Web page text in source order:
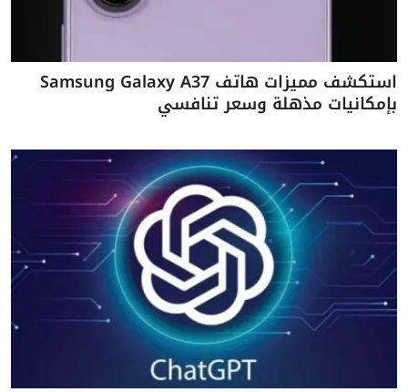
استكشف مميزات هاتف Samsung Galaxy A37
بإمكانيات مذهلة وسعر تنافسي